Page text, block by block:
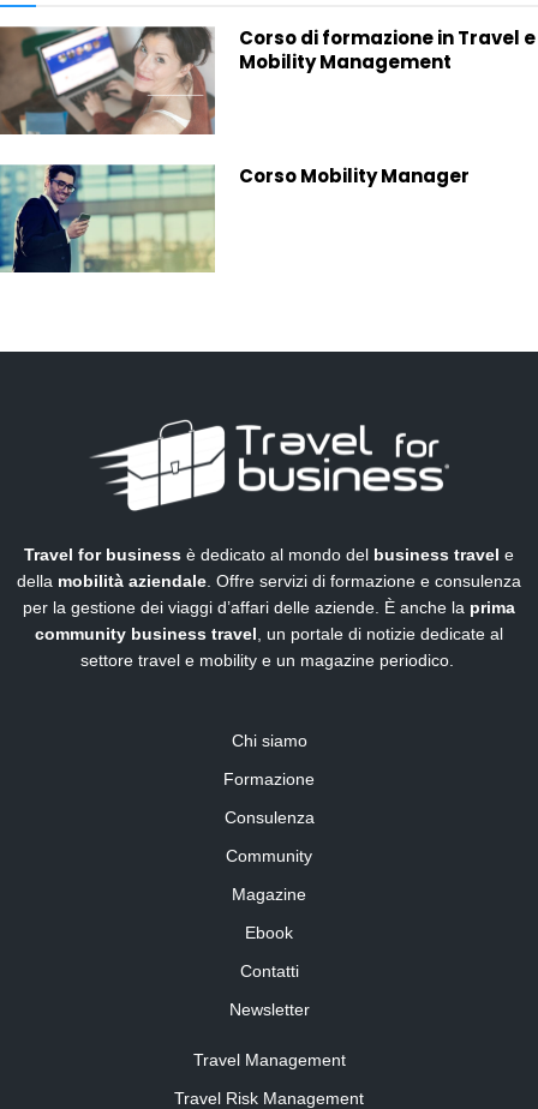
Corso di formazione in Travel e
Mobility Management
Corso Mobility Manager
Travel for business è dedicato al mondo del business travel e
della mobilità aziendale. Offre servizi di formazione e consulenza
per la gestione dei viaggi d’affari delle aziende. È anche la prima
community business travel, un portale di notizie dedicate al
settore travel e mobility e un magazine periodico.
Chi siamo
Formazione
Consulenza
Community
Magazine
Ebook
Contatti
Newsletter
Travel Management
Travel Risk Management